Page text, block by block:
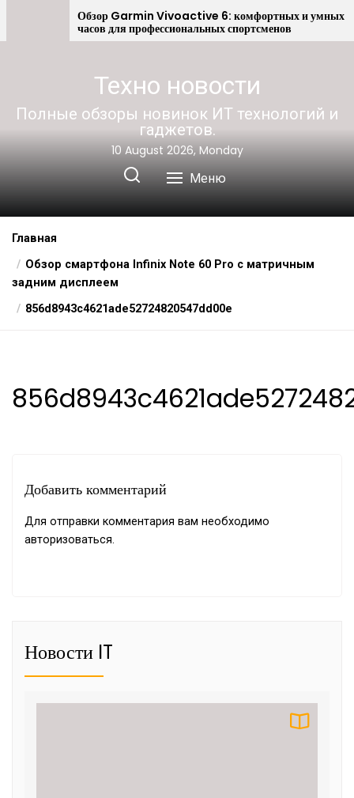
Обзор Garmin Vivoactive 6: комфортных и умных
часов для профессиональных спортсменов
Техно новости
Полные обзоры новинок ИТ технологий и
гаджетов.
10 August 2026, Monday
Меню
Главная
Обзор смартфона Infinix Note 60 Pro с матричным
задним дисплеем
856d8943c4621ade52724820547dd00e
Добавить комментарий
Для отправки комментария вам необходимо
авторизоваться.
Новости IT